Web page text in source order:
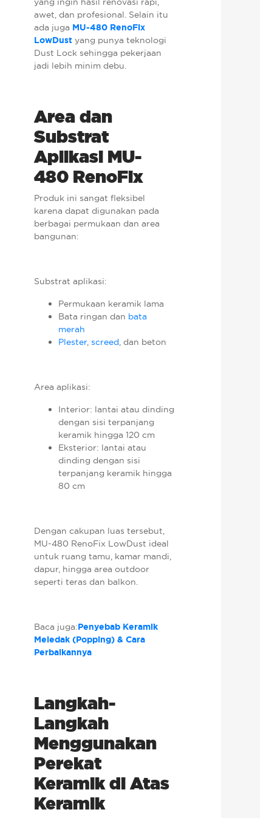
awet, dan profesional. Selain itu
ada juga MU-480 RenoFix
LowDust yang punya teknologi
Dust Lock sehingga pekerjaan
jadi lebih minim debu.
Area dan
Substrat
Aplikasi MU-
480 RenoFix
Produk ini sangat fleksibel
karena dapat digunakan pada
berbagai permukaan dan area
bangunan:
Substrat aplikasi:
Permukaan keramik lama
Bata ringan dan bata
merah
Plester,screed, dan beton
Area aplikasi:
Interior: lantai atau dinding
dengan sisi terpanjang
keramik hingga 120 cm
Eksterior: lantai atau
dinding dengan sisi
terpanjang keramik hingga
80 cm
Dengan cakupan luas tersebut,
MU-480 RenoFix LowDust ideal
untuk ruang tamu, kamar mandi,
dapur, hingga area outdoor
seperti teras dan balkon.
Baca juga:Penyebab Keramik
Meledak (Popping) & Cara
Perbaikannya
Langkah-
Langkah
Menggunakan
Perekat
Keramik di Atas
Keramik